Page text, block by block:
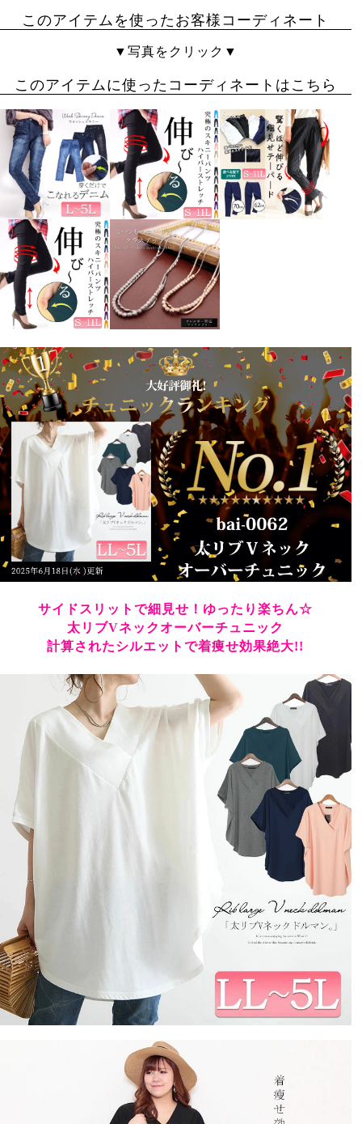
普段ゆったり着たくてワンサイズ上を購入しています
イズでもいいと思います。
このアイテムを使ったお客様コーディネート
▼写真をクリック▼
このアイテムに使ったコーディネートはこちら
サイドスリットで細見せ！ゆったり楽ちん☆
太リブVネックオーバーチュニック
計算されたシルエットで着痩せ効果絶大!!